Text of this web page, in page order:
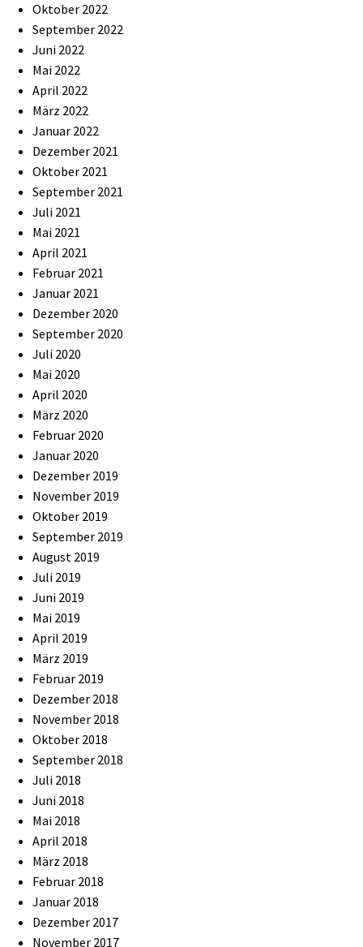
Oktober 2022
September 2022
Juni 2022
Mai 2022
April 2022
März 2022
Januar 2022
Dezember 2021
Oktober 2021
September 2021
Juli 2021
Mai 2021
April 2021
Februar 2021
Januar 2021
Dezember 2020
September 2020
Juli 2020
Mai 2020
April 2020
März 2020
Februar 2020
Januar 2020
Dezember 2019
November 2019
Oktober 2019
September 2019
August 2019
Juli 2019
Juni 2019
Mai 2019
April 2019
März 2019
Februar 2019
Dezember 2018
November 2018
Oktober 2018
September 2018
Juli 2018
Juni 2018
Mai 2018
April 2018
März 2018
Februar 2018
Januar 2018
Dezember 2017
November 2017